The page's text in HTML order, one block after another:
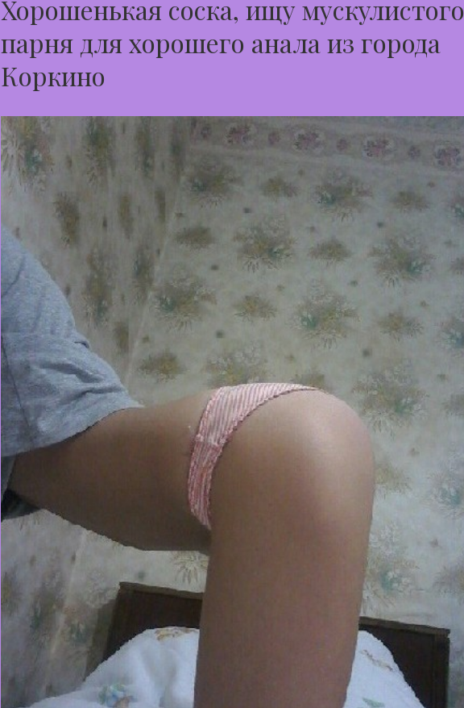
Хорошенькая соска, ищу мускулистого
парня для хорошего анала из города
Коркино